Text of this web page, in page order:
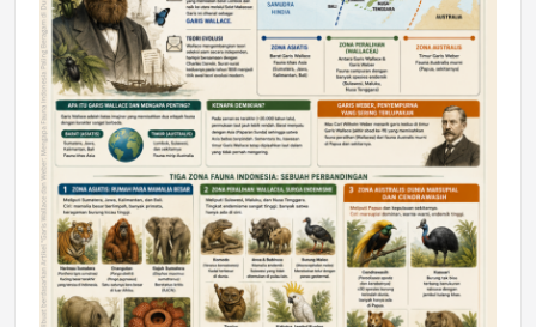
Jumat, 10 Jul 2026 19:01